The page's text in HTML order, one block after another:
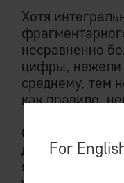
Хотя
несравненно
цифры, нежели
среднему, тем
как правило,
Следующим
дообработки
являются
For